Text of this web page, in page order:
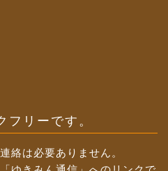
フリーです。
絡は必要ありません。